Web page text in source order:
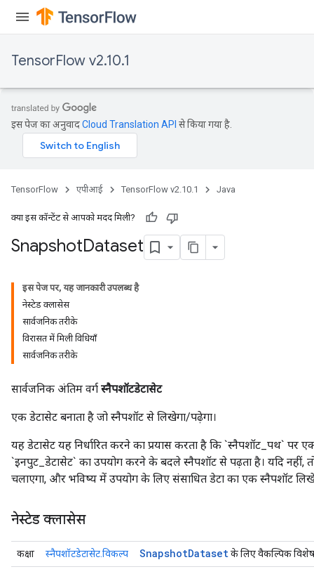
TensorFlow v2.10.1
इस पेज का अनुवादCloud Translation API से किया गया है.
TensorFlow एपीआई TensorFlow v2.10.1 Java
क्या इस कॉन्टेंट से आपको मदद मिली?
SnapshotDataset
इस पेज पर, यह जानकारी उपलब्ध है
नेस्टेड क्लासेस
सार्वजनिक तरीके
विरासत में मिली विधियाँ
सार्वजनिक तरीके
सार्वजनिक अंतिम वर्ग स्नैपशॉटडेटासेट
एक डेटासेट बनाता है जो स्नैपशॉट से लिखेगा/पढ़ेगा।
यह डेटासेट यह निर्धारित करने का प्रयास करता है कि `स्नैपशॉट_पथ` पर
`इनपुट_डेटासेट` का उपयोग करने के बदले स्नैपशॉट से पढ़ता है। यदि नहीं, तो
चलाएगा, और भविष्य में उपयोग के लिए संसाधित डेटा का एक स्नैपशॉट
नेस्टेड क्लासेस
कक्षा स्नैपशॉटडेटासेट.विकल्प SnapshotDatasetके लिए वैकल्पिक